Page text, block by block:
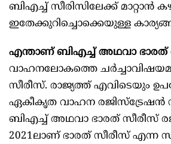
ബിഎച്ച് സീരിസിലേക്ക് മാറ്റാൻ
ഇതേക്കുറിച്ചൊക്കെയുള്ള
എന്താണ് ബിഎച്ച് അഥവാ ഭാരത്
വാഹനലോകത്തെ
സീരീസ്. രാജ്യത്ത് എവിടെയും
ഏകീകൃത വാഹന രജിസ്ട്രേഷന്‍
ബിഎച്ച് അഥവാ ഭാരത് സീരീസ്
2021ലാണ് ഭാരത് സീരീസ് എന്ന